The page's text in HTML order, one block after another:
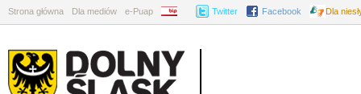
Strona główna Dla mediów e-Puap BIP Twitter Facebook Dla